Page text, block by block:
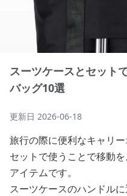
スーツケースとセット
バッグ10選
更新日 2026-06-18
旅行の際に便利なキャリ
セットで使うことで移動
アイテムです。
スーツケースのハンドル